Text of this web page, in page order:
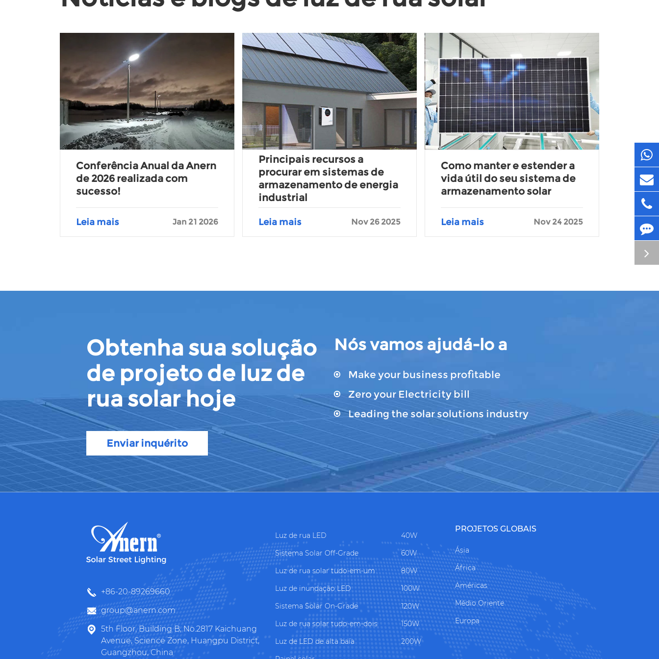
Conferência Anual da Anern
de 2026 realizada com
sucesso!
Leia mais Jan 21 2026
Principais recursos a
procurar em sistemas de
armazenamento de energia
industrial
Leia mais Nov 26 2025
Como manter e estender a
vida útil do seu sistema de
armazenamento solar
Leia mais Nov 24 2025
Obtenha sua solução
de projeto de luz de
rua solar hoje
Enviar inquérito
Nós vamos ajudá-lo a
Make your business profitable
Zero your Electricity bill
Leading the solar solutions industry
+86-20-89269660
group@anern.com
5th Floor, Building B, No.2817 Kaichuang
Avenue, Science Zone, Huangpu District,
Guangzhou, China
Luz de rua LED
Sistema Solar Off-Grade
Luz de rua solar tudo-em-um
Luz de inundação LED
Sistema Solar On-Grade
Luz de rua solar tudo-em-dois
Luz de LED de alta baía
40W
60W
80W
100W
120W
150W
200W
PROJETOS GLOBAIS
Ásia
África
Américas
Médio Oriente
Europa